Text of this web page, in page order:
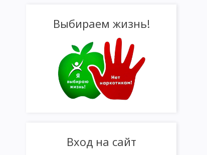
Выбираем жизнь!
Вход на сайт